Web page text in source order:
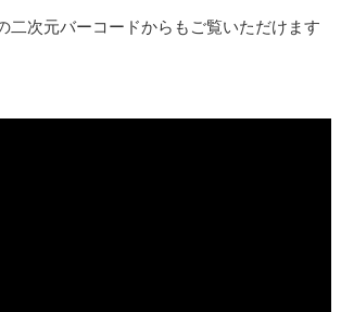
二次元バーコードからもご覧いただけます